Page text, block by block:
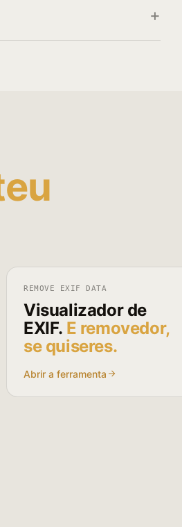
REMOVE EXIF DATA
Visualizador de
EXIF. E removedor,
se quiseres.
Abrir a ferramenta